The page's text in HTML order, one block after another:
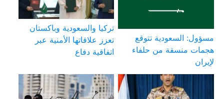
مسؤول: السعودية تتوقع
هجمات منسقة من حلفاء
لإيران
تركيا والسعودية وباكستان
تعزز علاقاتها الأمنية عبر
اتفاقية دفاع